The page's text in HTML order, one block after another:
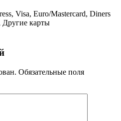
Visa, Euro/Mastercard, Diners
Другие карты
Обязательные поля